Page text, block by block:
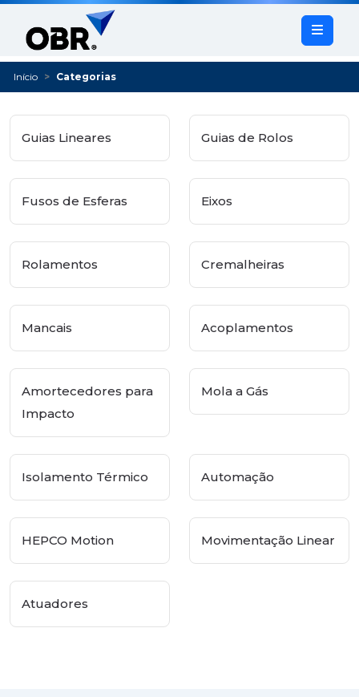
Início Categorias
Guias Lineares Guias de Rolos
Fusos de Esferas Eixos
Rolamentos Cremalheiras
Mancais Acoplamentos
Amortecedores para
Impacto
Mola a Gás
Isolamento Térmico Automação
HEPCO Motion Movimentação Linear
Atuadores